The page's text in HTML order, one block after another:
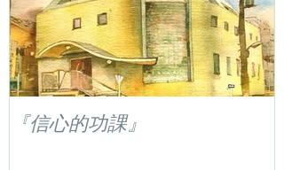
『信心的功課』